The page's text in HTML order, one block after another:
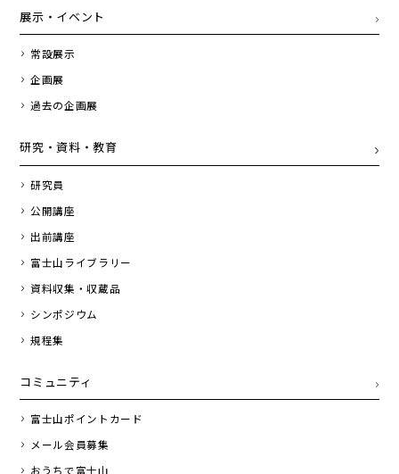
展示・イベント
常設展示
企画展
過去の企画展
研究・資料・教育
研究員
公開講座
出前講座
富士山ライブラリー
資料収集・収蔵品
シンポジウム
規程集
コミュニティ
富士山ポイントカード
メール会員募集
おうちで富士山